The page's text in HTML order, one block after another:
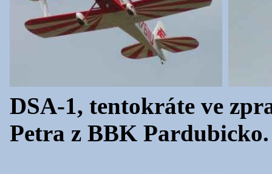
DSA-1, tentokráte ve
Petra z BBK Pardubicko.